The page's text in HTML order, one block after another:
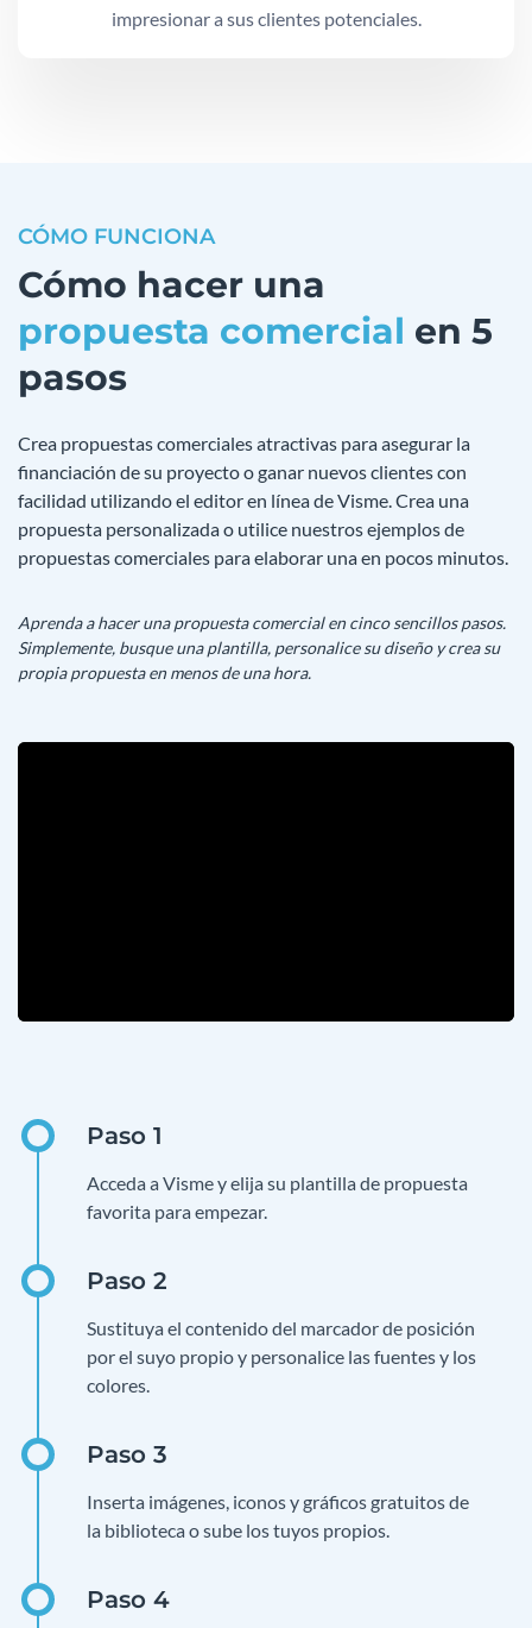
impresionar a sus clientes potenciales.
CÓMO FUNCIONA
Cómo hacer una
propuesta comercial en 5
pasos
Crea propuestas comerciales atractivas para asegurar la
financiación de su proyecto o ganar nuevos clientes con
facilidad utilizando el editor en línea de Visme. Crea una
propuesta personalizada o utilice nuestros ejemplos de
propuestas comerciales para elaborar una en pocos minutos.
Aprenda a hacer una propuesta comercial en cinco sencillos pasos.
Simplemente, busque una plantilla, personalice su diseño y crea su
propia propuesta en menos de una hora.
Acceda a Visme y elija su plantilla de propuesta
favorita para empezar.
Sustituya el contenido del marcador de posición
por el suyo propio y personalice las fuentes y los
colores.
Inserta imágenes, iconos y gráficos gratuitos de
la biblioteca o sube los tuyos propios.